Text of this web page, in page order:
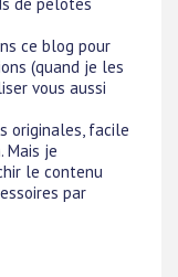
ce blog pour
(quand je les
vous aussi
originales, facile
Mais je
le contenu
par